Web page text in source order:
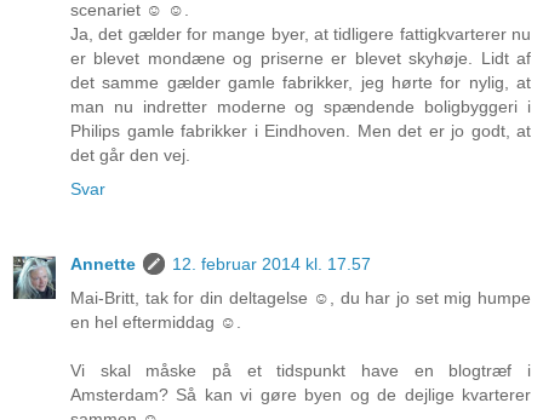
scenariet ☺ ☺.
Ja, det gælder for mange byer, at tidligere fattigkvarterer nu
er blevet mondæne og priserne er blevet skyhøje. Lidt af
det samme gælder gamle fabrikker, jeg hørte for nylig, at
man nu indretter moderne og spændende boligbyggeri i
Philips gamle fabrikker i Eindhoven. Men det er jo godt, at
det går den vej.
Svar
Annette
12. februar 2014 kl. 17.57
Mai-Britt, tak for din deltagelse ☺, du har jo set mig humpe
en hel eftermiddag ☺.
Vi skal måske på et tidspunkt have en blogtræf i
Amsterdam? Så kan vi gøre byen og de dejlige kvarterer